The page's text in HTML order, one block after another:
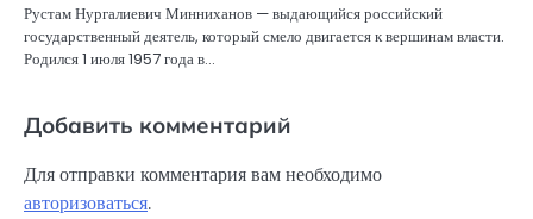
Рустам Нургалиевич Минниханов — выдающийся российский
государственный деятель, который смело двигается к вершинам власти.
Родился 1 июля 1957 года в…
Добавить комментарий
Для отправки комментария вам необходимо
авторизоваться.